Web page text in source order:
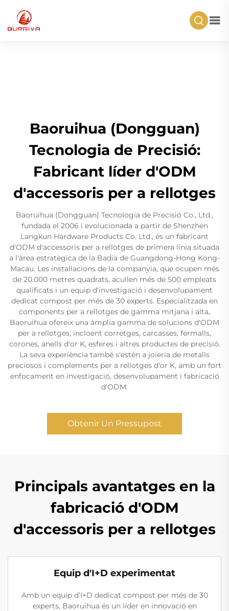
Baoruihua (Dongguan)
Tecnologia de Precisió:
Fabricant líder d'ODM
d'accessoris per a rellotges
Baoruihua (Dongguan) Tecnologia de Precisió Co., Ltd.,
fundada el 2006 i evolucionada a partir de Shenzhen
Langkun Hardware Products Co. Ltd., és un fabricant
d'ODM d'accessoris per a rellotges de primera línia situada
a l'àrea estratègica de la Badia de Guangdong-Hong Kong-
Macau. Les instal·lacions de la companyia, que ocupen més
de 20.000 metres quadrats, acullen més de 500 empleats
qualificats i un equip d'investigació i desenvolupament
dedicat compost per més de 30 experts. Especialitzada en
components per a rellotges de gamma mitjana i alta,
Baoruihua ofereix una àmplia gamma de solucions d'ODM
per a rellotges, incloent corretges, carcasses, fermalls,
corones, anells d'or K, esferes i altres productes de precisió.
La seva experiència també s'estén a joieria de metalls
preciosos i complements per a rellotges d'or K, amb un fort
enfocament en investigació, desenvolupament i fabricació
d'ODM.
Obtenir Un Pressupost
Principals avantatges en la
fabricació d'ODM
d'accessoris per a rellotges
Equip d'I+D experimentat
Amb un equip d’I+D dedicat compost per més de 30
experts, Baoruihua és un líder en innovació en